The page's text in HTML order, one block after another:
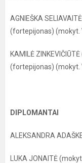
AGNIEŠKA
(fortepijonas) (mokyt.
KAMILĖ
(fortepijonas) (mokyt.
DIPLOMANTAI
ALEKSANDRA
LUKA JONAITĖ